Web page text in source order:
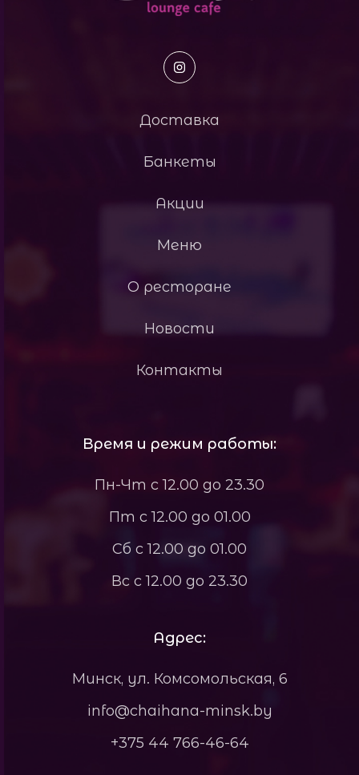
Доставка
Банкеты
Акции
Меню
О ресторане
Новости
Контакты
Время и режим работы:
Пн-Чт с 12.00 до 23.30
Пт с 12.00 до 01.00
Сб с 12.00 до 01.00
Вс с 12.00 до 23.30
Адрес:
Минск, ул. Комсомольская, 6
info@chaihana-minsk.by
+375 44 766-46-64